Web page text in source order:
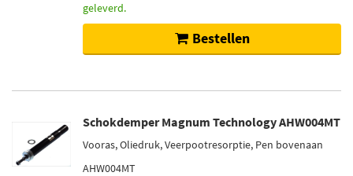
geleverd.
Bestellen
Schokdemper Magnum Technology AHW004MT
Vooras, Oliedruk, Veerpootresorptie, Pen bovenaan
AHW004MT